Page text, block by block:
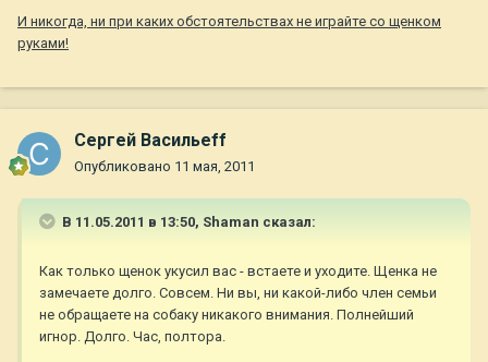
И никогда, ни при каких обстоятельствах не играйте со щенком
руками!
Сергей Васильеff
Опубликовано 11 мая, 2011
В 11.05.2011 в 13:50, Shaman сказал:
Как только щенок укусил вас - встаете и уходите. Щенка не
замечаете долго. Совсем. Ни вы, ни какой-либо член семьи
не обращаете на собаку никакого внимания. Полнейший
игнор. Долго. Час, полтора.